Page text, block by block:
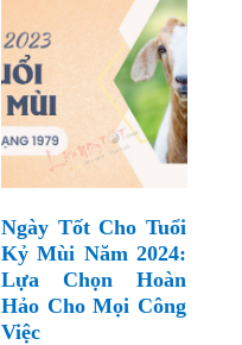
Ngày Tốt Cho Tuổi
Kỷ Mùi Năm 2024:
Lựa Chọn Hoàn
Hảo Cho Mọi Công
Việc